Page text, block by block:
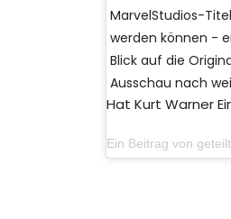
MarvelStudios-
werden können -
Blick auf die
Ausschau nach
Hat Kurt Warner
Ein Beitrag von geteilt